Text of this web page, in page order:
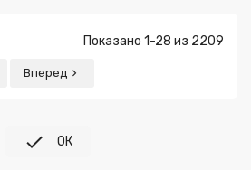
Показано 1-28 из 2209
Вперед 
 ОК